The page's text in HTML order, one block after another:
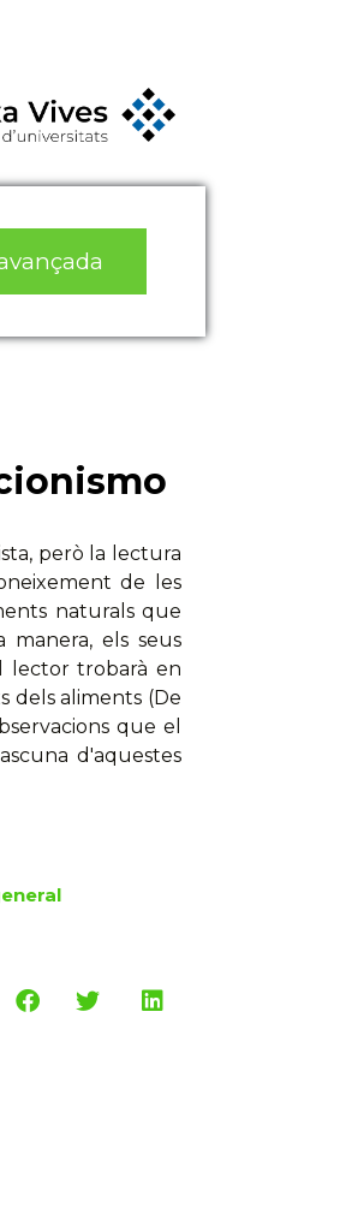
però la lectura
de les
naturals que
els seus
lector trobarà en
dels aliments (De
que el
d'aquestes